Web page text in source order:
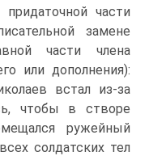
части
замене
части члена
или дополнения):
встал из-за
чтобы в створе
ружейный
солдатских тел